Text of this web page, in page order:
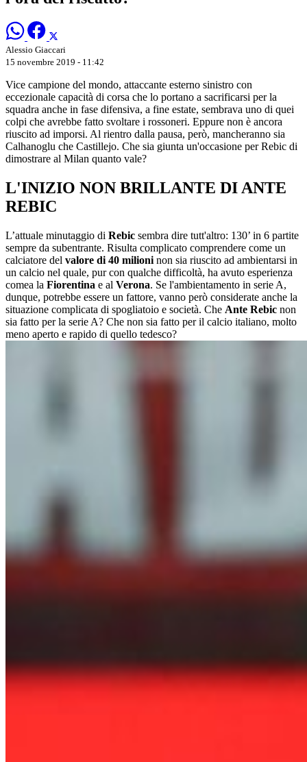
Alessio Giaccari
15 novembre 2019 - 11:42
Vice campione del mondo, attaccante esterno sinistro con
eccezionale capacità di corsa che lo portano a sacrificarsi per la
squadra anche in fase difensiva, a fine estate, sembrava uno di quei
colpi che avrebbe fatto svoltare i rossoneri. Eppure non è ancora
riuscito ad imporsi. Al rientro dalla pausa, però, mancheranno sia
Calhanoglu che Castillejo. Che sia giunta un'occasione per Rebic di
dimostrare al Milan quanto vale?
L'INIZIO NON BRILLANTE DI ANTE
REBIC
L’attuale minutaggio di Rebic sembra dire tutt'altro: 130’ in 6 partite
sempre da subentrante. Risulta complicato comprendere come un
calciatore del valore di 40 milioni non sia riuscito ad ambientarsi in
un calcio nel quale, pur con qualche difficoltà, ha avuto esperienza
comea la Fiorentina e al Verona. Se l'ambientamento in serie A,
dunque, potrebbe essere un fattore, vanno però considerate anche la
situazione complicata di spogliatoio e società. Che Ante Rebic non
sia fatto per la serie A? Che non sia fatto per il calcio italiano, molto
meno aperto e rapido di quello tedesco?